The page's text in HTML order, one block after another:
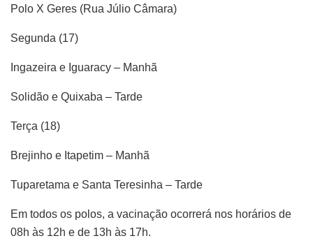
Polo X Geres (Rua Júlio Câmara)
Segunda (17)
Ingazeira e Iguaracy – Manhã
Solidão e Quixaba – Tarde
Terça (18)
Brejinho e Itapetim – Manhã
Tuparetama e Santa Teresinha – Tarde
Em todos os polos, a vacinação ocorrerá nos horários de
08h às 12h e de 13h às 17h.